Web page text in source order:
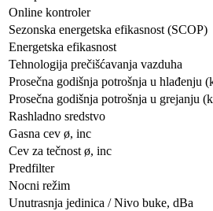
Online kontroler
Sezonska energetska efikasnost (SCOP)
Energetska efikasnost
Tehnologija prečišćavanja vazduha
Prosečna godišnja potrošnja u hlađenju
Prosečna godišnja potrošnja u grejanju
Rashladno sredstvo
Gasna cev ø, inc
Cev za tečnost ø, inc
Predfilter
Nocni režim
Unutrasnja jedinica / Nivo buke, dBa